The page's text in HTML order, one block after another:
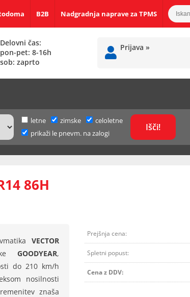
B2B Nadgradnja naprave za TPMS
Delovni čas:
pon-pet: 8-16h
sob: zaprto
Prijava »
letne zimske
celoletne
prikaži le pnevm. na zalogi
86H
VECTOR
GOODYEAR,
do 210 km/h
nosilnosti
znaša
Prejšnja cena:
Spletni popust:
Cena z DDV: